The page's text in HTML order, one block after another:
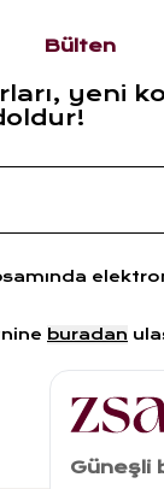
Bülten
yeni
buradan